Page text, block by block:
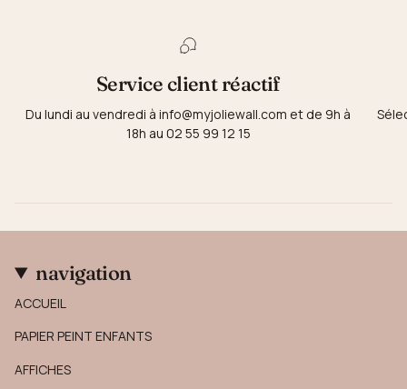
Service client réactif
Du lundi au vendredi à info@myjoliewall.com et de 9h à
18h au 02 55 99 12 15
navigation
ACCUEIL
PAPIER PEINT ENFANTS
AFFICHES